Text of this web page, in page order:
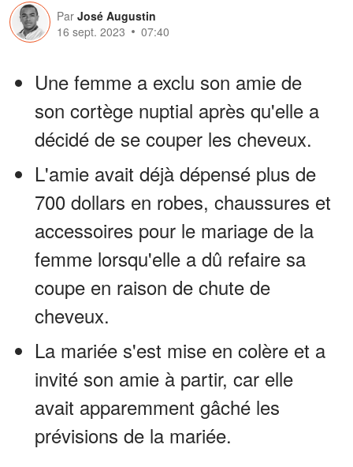
Par José Augustin
16 sept. 2023
07:40
Une femme a exclu son amie de
son cortège nuptial après qu'elle a
décidé de se couper les cheveux.
L'amie avait déjà dépensé plus de
700 dollars en robes, chaussures et
accessoires pour le mariage de la
femme lorsqu'elle a dû refaire sa
coupe en raison de chute de
cheveux.
La mariée s'est mise en colère et a
invité son amie à partir, car elle
avait apparemment gâché les
prévisions de la mariée.